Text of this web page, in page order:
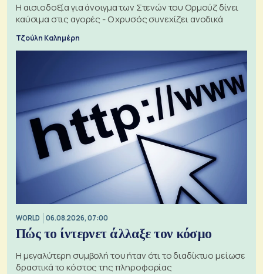
Η αισιοδοξία για άνοιγμα των Στενών του Ορμούζ δίνει
καύσιμα στις αγορές - Ο χρυσός συνεχίζει ανοδικά
Τζούλη Καλημέρη
WORLD 06.08.2026, 07:00
Πώς το ίντερνετ άλλαξε τον κόσμο
Η μεγαλύτερη συμβολή του ήταν ότι το διαδίκτυο μείωσε
δραστικά το κόστος της πληροφορίας